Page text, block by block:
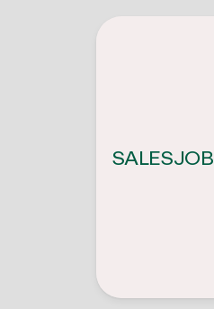
SALESJOB